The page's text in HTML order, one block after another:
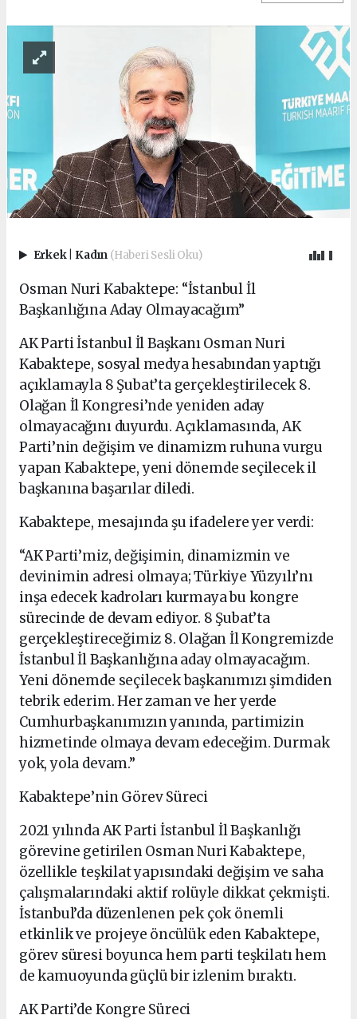
Erkek Kadın (Haberi Sesli Oku)
Osman Nuri Kabaktepe: “İstanbul İl
Başkanlığına Aday Olmayacağım”
AK Parti İstanbul İl Başkanı Osman Nuri
Kabaktepe, sosyal medya hesabından yaptığı
açıklamayla 8 Şubat’ta gerçekleştirilecek 8.
Olağan İl Kongresi’nde yeniden aday
olmayacağını duyurdu. Açıklamasında, AK
Parti’nin değişim ve dinamizm ruhuna vurgu
yapan Kabaktepe, yeni dönemde seçilecek il
başkanına başarılar diledi.
Kabaktepe, mesajında şu ifadelere yer verdi:
“AK Parti’miz, değişimin, dinamizmin ve
devinimin adresi olmaya; Türkiye Yüzyılı’nı
inşa edecek kadroları kurmaya bu kongre
sürecinde de devam ediyor. 8 Şubat’ta
gerçekleştireceğimiz 8. Olağan İl Kongremizde
İstanbul İl Başkanlığına aday olmayacağım.
Yeni dönemde seçilecek başkanımızı şimdiden
tebrik ederim. Her zaman ve her yerde
Cumhurbaşkanımızın yanında, partimizin
hizmetinde olmaya devam edeceğim. Durmak
yok, yola devam.”
Kabaktepe’nin Görev Süreci
2021 yılında AK Parti İstanbul İl Başkanlığı
görevine getirilen Osman Nuri Kabaktepe,
özellikle teşkilat yapısındaki değişim ve saha
çalışmalarındaki aktif rolüyle dikkat çekmişti.
İstanbul’da düzenlenen pek çok önemli
etkinlik ve projeye öncülük eden Kabaktepe,
görev süresi boyunca hem parti teşkilatı hem
de kamuoyunda güçlü bir izlenim bıraktı.
AK Parti’de Kongre Süreci